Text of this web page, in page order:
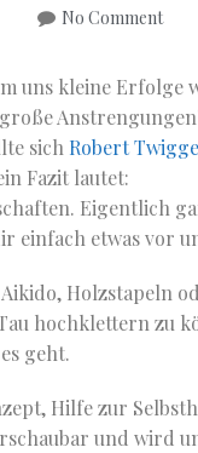
No Comment
uns kleine Erfolge
sich Robert
Fazit lautet:
Eigentlich
einfach etwas vor
Holzstapeln
hochklettern zu
geht.
Hilfe zur
und wird